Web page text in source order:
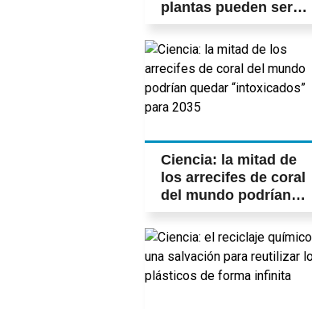
plantas pueden ser
la clave para
predecir el
desarrollo de la
sequía
Ciencia: la mitad de
los arrecifes de coral
del mundo podrían
quedar
“intoxicados” para
2035